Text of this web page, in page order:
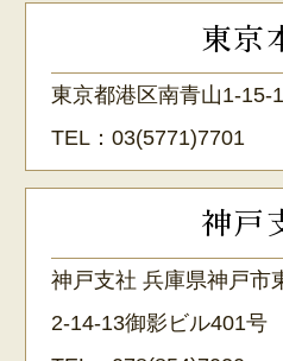
東京
東京都港区南青山1-15-
TEL：03(5771)7701
神戸
神戸支社 兵庫県神戸市
2-14-13御影ビル401号